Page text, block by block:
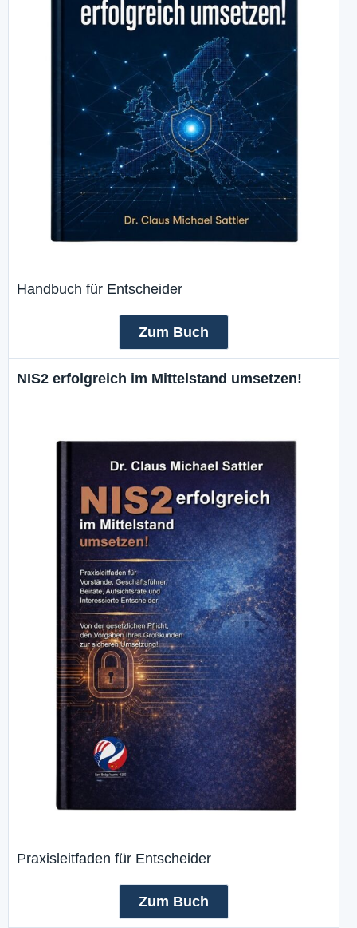
Handbuch für Entscheider
Zum Buch
NIS2 erfolgreich im Mittelstand umsetzen!
Praxisleitfaden für Entscheider
Zum Buch